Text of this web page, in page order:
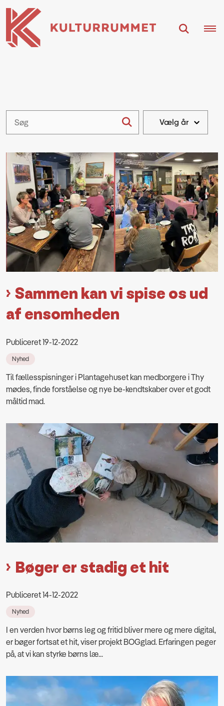
Sammen kan vi spise os ud
af ensomheden
Publiceret 19-12-2022
Nyhed
Til fællesspisninger i Plantagehuset kan medborgere i Thy
mødes, finde forståelse og nye be-kendtskaber over et godt
måltid mad.
Bøger er stadig et hit
Publiceret 14-12-2022
Nyhed
I en verden hvor børns leg og fritid bliver mere og mere digital,
er bøger fortsat et hit, viser projekt BOGglad. Erfaringen peger
på, at vi kan styrke børns læ...